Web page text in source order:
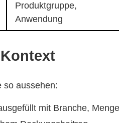
Produktgruppe,
Anwendung
so aussehen:
mit Branche,